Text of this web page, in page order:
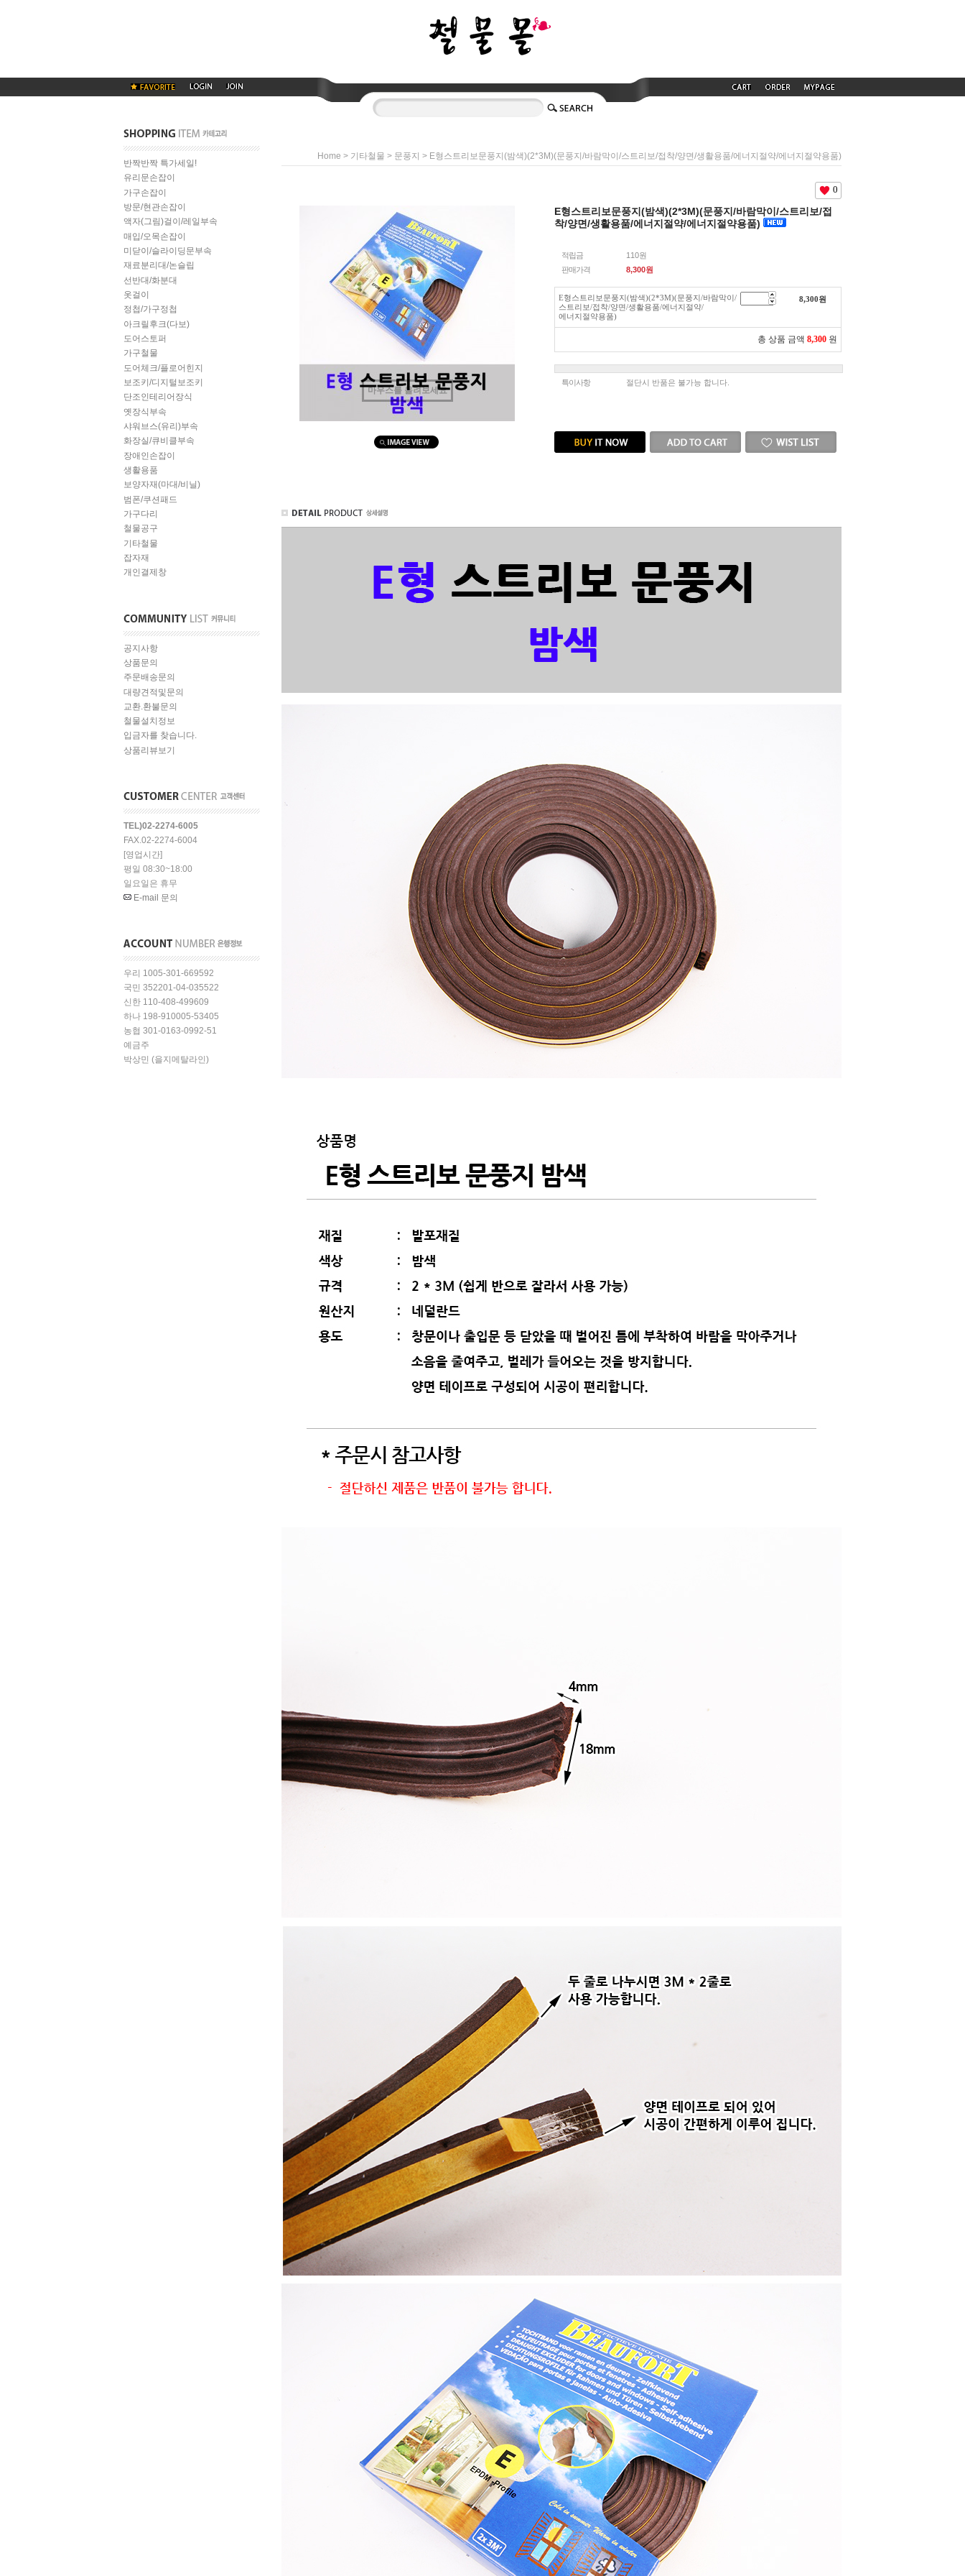
반짝반짝 특가세일!
유리문손잡이
가구손잡이
방문/현관손잡이
액자(그림)걸이/레일부속
매입/오목손잡이
미닫이/슬라이딩문부속
재료분리대/논슬립
선반대/화분대
옷걸이
정첩/가구정첩
아크릴후크(다보)
도어스토퍼
가구철물
도어체크/플로어힌지
보조키/디지털보조키
단조인테리어장식
옛장식부속
샤워브스(유리)부속
화장실/큐비클부속
장애인손잡이
생활용품
보양자재(마대/비닐)
범폰/쿠션패드
가구다리
철물공구
기타철물
잡자재
개인결제창
공지사항
상품문의
주문배송문의
대량견적및문의
교환.환불문의
철물설치정보
입금자를 찾습니다.
상품리뷰보기
TEL)02-2274-6005
FAX.02-2274-6004
[영업시간]
평일 08:30~18:00
일요일은 휴무
E-mail 문의
우리 1005-301-669592
국민 352201-04-035522
신한 110-408-499609
하나 198-910005-53405
농협 301-0163-0992-51
예금주
박상민 (을지메탈라인)
Home > 기타철물 > 문풍지 > E형스트리보문풍지(밤색)(2*3M)(문풍지/바람막이/스트리보/접착/양면/생활용품/에너지절약/에너지절약용품)
마우스를 올려보세요
0
E형스트리보문풍지(밤색)(2*3M)(문풍지/바람막이/스트리보/접
착/양면/생활용품/에너지절약/에너지절약용품)
적립금
110원
판매가격
8,300원
E형스트리보문풍지(밤색)(2*3M)(문풍지/바람막이/
스트리보/접착/양면/생활용품/에너지절약/
에너지절약용품)
8,300원
총 상품 금액 8,300 원
특이사항 절단시 반품은 불가능 합니다.